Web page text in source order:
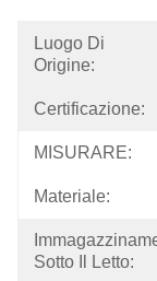
Luogo Di
Origine:
Certificazione:
MISURARE:
Materiale:
Sotto Il Letto: